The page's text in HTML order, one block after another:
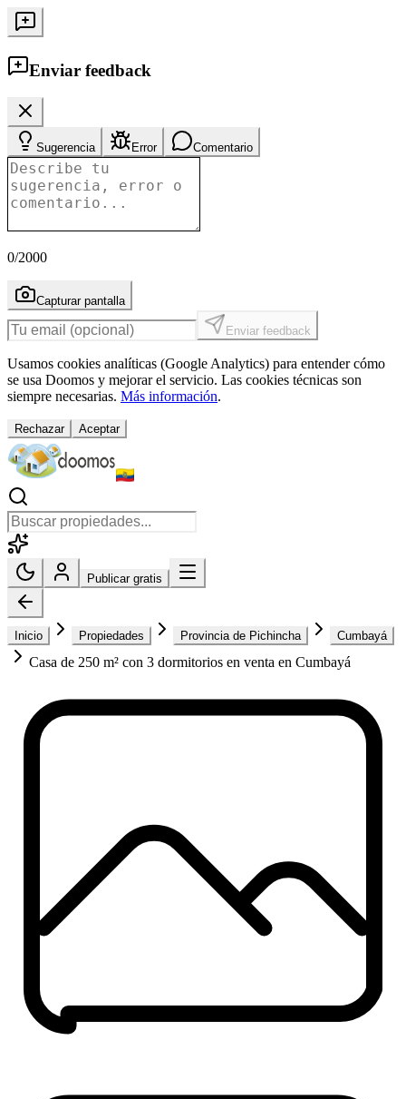
Enviar feedback
Sugerencia Error Comentario
0/2000
Capturar pantalla
Enviar feedback
Usamos cookies analíticas (Google Analytics) para entender cómo
se usa Doomos y mejorar el servicio. Las cookies técnicas son
siempre necesarias. Más información.
Rechazar Aceptar
Publicar gratis
Inicio Propiedades Provincia de Pichincha Cumbayá
Casa de 250 m² con 3 dormitorios en venta en Cumbayá